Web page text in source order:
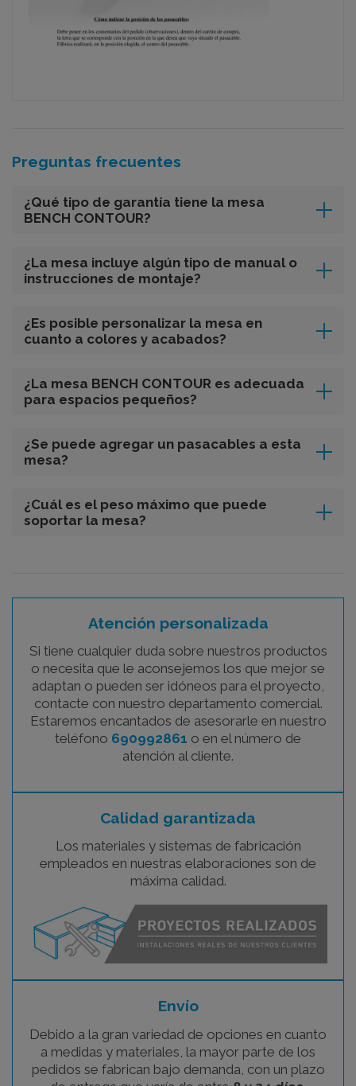
Preguntas frecuentes
¿Qué tipo de garantía tiene la mesa
BENCH CONTOUR?
¿La mesa incluye algún tipo de manual o
instrucciones de montaje?
¿Es posible personalizar la mesa en
cuanto a colores y acabados?
¿La mesa BENCH CONTOUR es adecuada
para espacios pequeños?
¿Se puede agregar un pasacables a esta
mesa?
¿Cuál es el peso máximo que puede
soportar la mesa?
Atención personalizada
Si tiene cualquier duda sobre nuestros productos
o necesita que le aconsejemos los que mejor se
adaptan o pueden ser idóneos para el proyecto,
contacte con nuestro departamento comercial.
Estaremos encantados de asesorarle en nuestro
teléfono 690992861 o en el número de
atención al cliente.
Calidad garantizada
Los materiales y sistemas de fabricación
empleados en nuestras elaboraciones son de
máxima calidad.
Envío
Debido a la gran variedad de opciones en cuanto
a medidas y materiales, la mayor parte de los
pedidos se fabrican bajo demanda, con un plazo